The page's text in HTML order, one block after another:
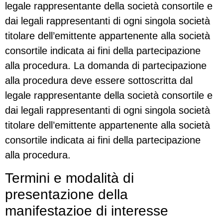
legale rappresentante della società consortile e
dai legali rappresentanti di ogni singola società
titolare dell’emittente appartenente alla società
consortile indicata ai fini della partecipazione
alla procedura. La domanda di partecipazione
alla procedura deve essere sottoscritta dal
legale rappresentante della società consortile e
dai legali rappresentanti di ogni singola società
titolare dell’emittente appartenente alla società
consortile indicata ai fini della partecipazione
alla procedura.
Termini e modalità di
presentazione della
manifestazioe di interesse